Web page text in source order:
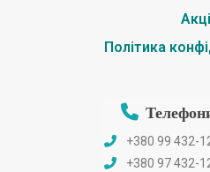
Політика
+380 99 432-
+380 97 432-